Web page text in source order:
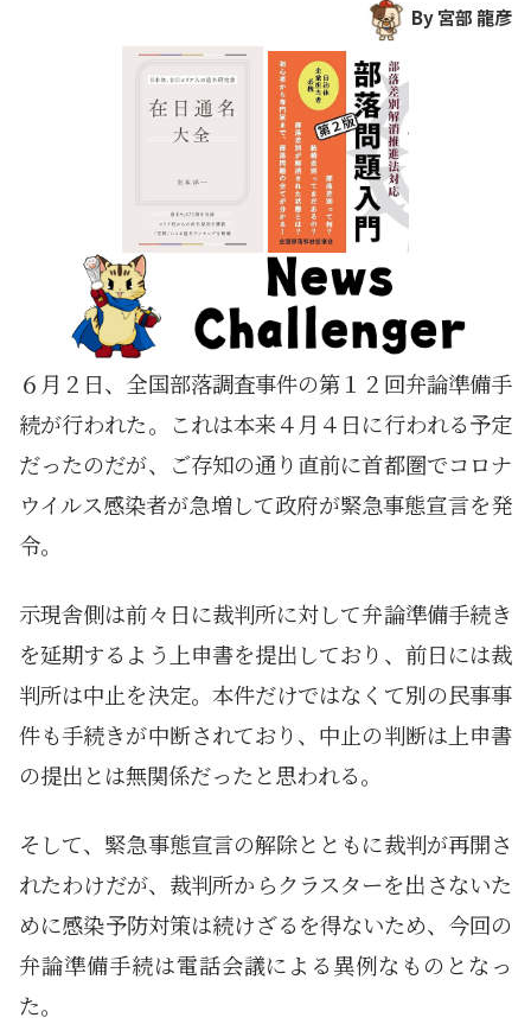
By 宮部 龍彦
６月２日、全国部落調査事件の第１２回弁論準備手
続が行われた。これは本来４月４日に行われる予定
だったのだが、ご存知の通り直前に首都圏でコロナ
ウイルス感染者が急増して政府が緊急事態宣言を発
令。
示現舎側は前々日に裁判所に対して弁論準備手続き
を延期するよう上申書を提出しており、前日には裁
判所は中止を決定。本件だけではなくて別の民事事
件も手続きが中断されており、中止の判断は上申書
の提出とは無関係だったと思われる。
そして、緊急事態宣言の解除とともに裁判が再開さ
れたわけだが、裁判所からクラスターを出さないた
めに感染予防対策は続けざるを得ないため、今回の
弁論準備手続は電話会議による異例なものとなっ
た。